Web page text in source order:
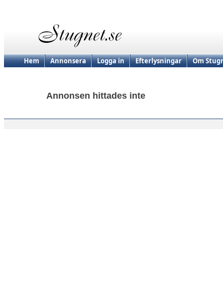
Hem Annonsera Logga in Efterlysningar Om
Annonsen hittades inte